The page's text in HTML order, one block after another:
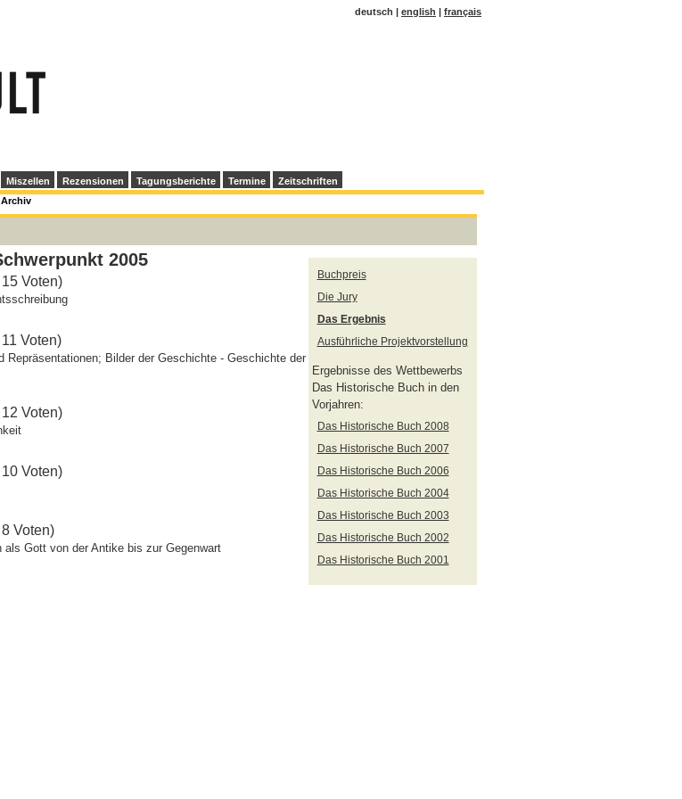
deutsch | english français
Miszellen Rezensionen Tagungsberichte Termine
Zeitschriften
Archiv
Buchpreis
Die Jury
Das Ergebnis
Ausführliche Projektvorstellung
Ergebnisse des Wettbewerbs
Das Historische Buch in den
Vorjahren:
Das Historische Buch 2008
Das Historische Buch 2007
Das Historische Buch 2006
Das Historische Buch 2004
Das Historische Buch 2003
Das Historische Buch 2002
Das Historische Buch 2001
2005
Voten)
Voten)
Repräsentationen; Bilder der Geschichte - Geschichte der
Voten)
Voten)
Voten)
als Gott von der Antike bis zur Gegenwart